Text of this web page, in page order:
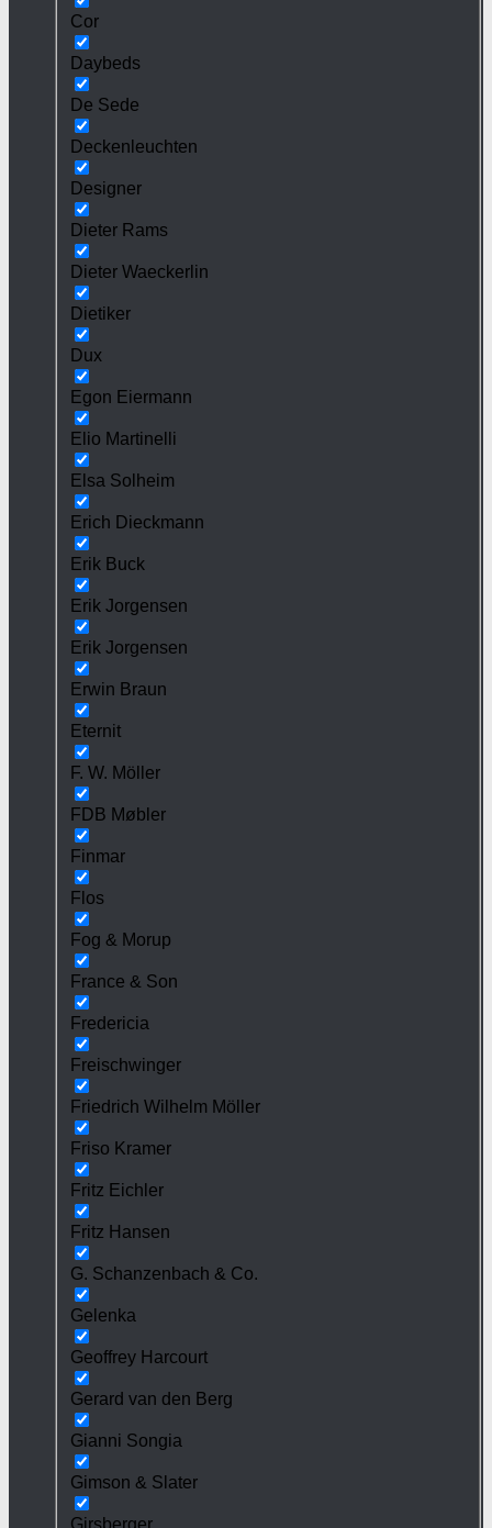
Cor
Daybeds
De Sede
Deckenleuchten
Designer
Dieter Rams
Dieter Waeckerlin
Dietiker
Dux
Egon Eiermann
Elio Martinelli
Elsa Solheim
Erich Dieckmann
Erik Buck
Erik Jorgensen
Erik Jorgensen
Erwin Braun
Eternit
F. W. Möller
FDB Møbler
Finmar
Flos
Fog & Morup
France & Son
Fredericia
Freischwinger
Friedrich Wilhelm Möller
Friso Kramer
Fritz Eichler
Fritz Hansen
G. Schanzenbach & Co.
Gelenka
Geoffrey Harcourt
Gerard van den Berg
Gianni Songia
Gimson & Slater
Girsberger